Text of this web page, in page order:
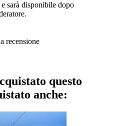
sarà disponibile dopo
recensione
questo
anche: